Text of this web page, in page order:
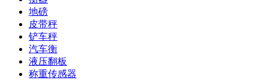
地磅
皮带秤
铲车秤
汽车衡
液压翻板
称重传感器